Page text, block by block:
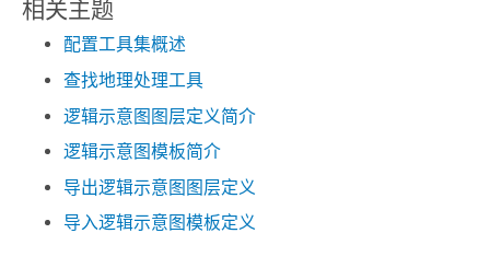
相关主题
配置工具集概述
查找地理处理工具
逻辑示意图图层定义简介
逻辑示意图模板简介
导出逻辑示意图图层定义
导入逻辑示意图模板定义